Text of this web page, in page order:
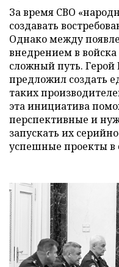
За время СВО
создавать
Однако между
внедрением в
сложный путь. Герой
предложил создать
таких
эта инициатива
перспективные и
запускать их
успешные проекты в